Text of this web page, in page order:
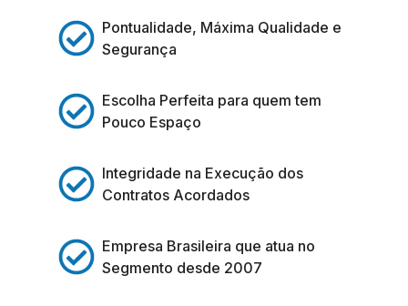
Pontualidade, Máxima Qualidade e
Segurança
Escolha Perfeita para quem tem
Pouco Espaço
Integridade na Execução dos
Contratos Acordados
Empresa Brasileira que atua no
Segmento desde 2007